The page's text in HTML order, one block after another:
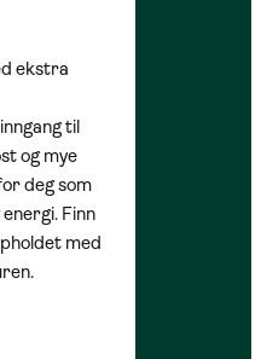
ekstra
til
og mye
deg som
Finn
med